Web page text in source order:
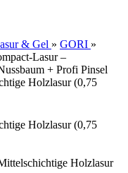
& Gel » GORI »
Lasur –
+ Profi Pinsel